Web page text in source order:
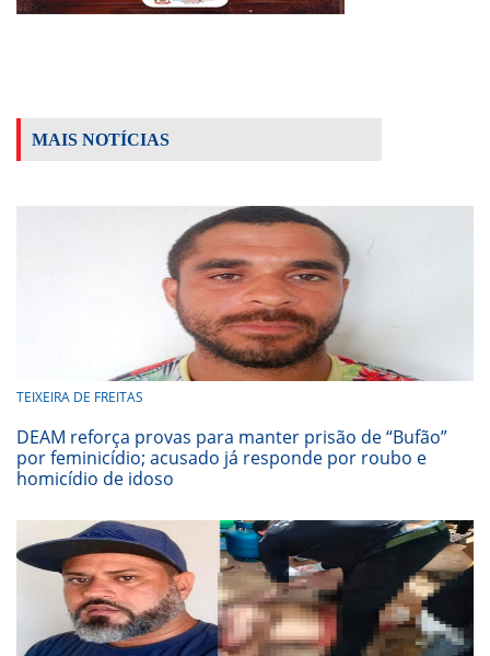
MAIS NOTÍCIAS
TEIXEIRA DE FREITAS
DEAM reforça provas para manter prisão de “Bufão”
por feminicídio; acusado já responde por roubo e
homicídio de idoso